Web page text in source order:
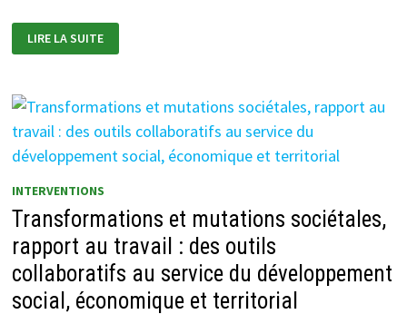
RÉCUP
ALIMENTAIRE
LIRE LA SUITE
INTERVENTIONS
Transformations et mutations sociétales,
rapport au travail : des outils
collaboratifs au service du développement
social, économique et territorial